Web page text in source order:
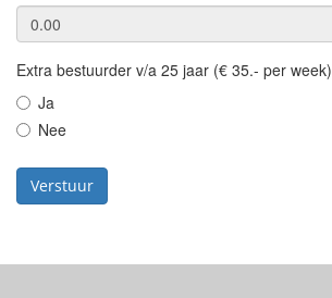
Extra bestuurder v/a 25 jaar (€ 35.- per week)
Ja
Nee
Verstuur